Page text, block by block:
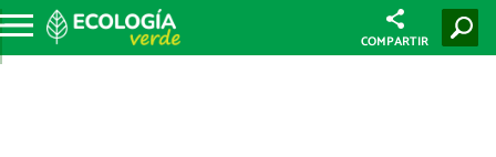
COMPARTIR